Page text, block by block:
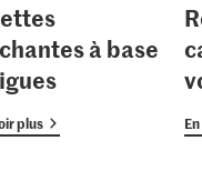
à base
plus